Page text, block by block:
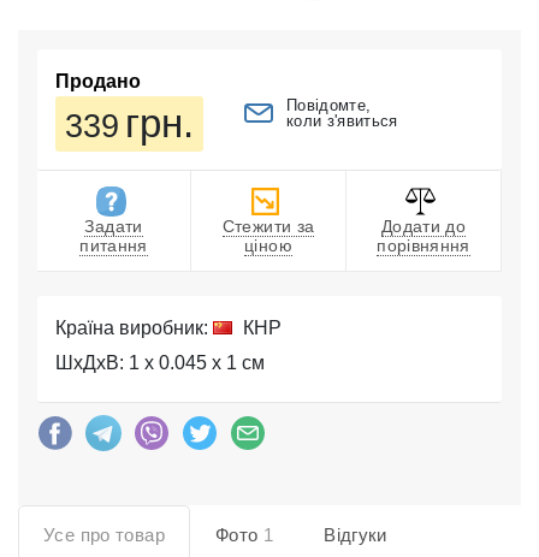
Продано
339 грн.
Повідомте,
коли з'явиться
Задати
питання
Стежити за
ціною
Додати до
порівняння
Країна виробник:
КНР
ШхДхВ: 1 x 0.045 x 1 см
Усе про товар Фото 1 Відгуки